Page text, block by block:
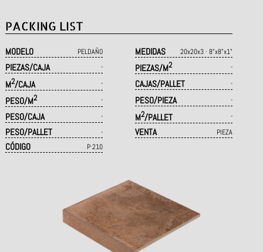
PACKING LIST
MODELO PELDAÑO MEDIDAS 20x20x3 · 8"x8"x1"
PIEZAS/CAJA - PIEZAS/M2 -
M2/CAJA - CAJAS/PALLET -
PESO/M2 - PESO/PIEZA -
PESO/CAJA - M2/PALLET -
PESO/PALLET - VENTA PIEZA
CÓDIGO P·210